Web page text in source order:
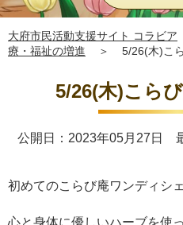
大府市民活動支援サイト コラビア
療・福祉の増進
＞ 5/26(木)こ
5/26(木)こら
公開日：2023年05月27日
初めてのこらび庵ワンディシ
心と身体に優しいハーブを使